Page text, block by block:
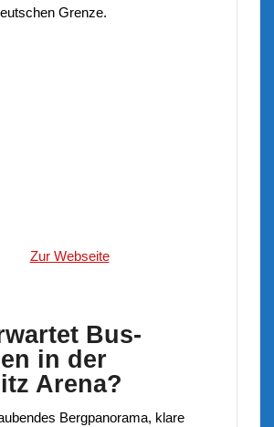
Grenze.
Zur Webseite
Bus-
in der
Arena?
Bergpanorama, klare